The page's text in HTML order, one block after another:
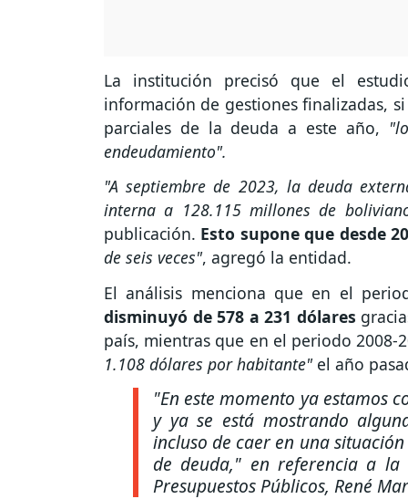
La institución precisó que el
información de gestiones finalizadas,
parciales de la deuda a este año,
endeudamiento".
"A septiembre de 2023, la deuda
interna a 128.115 millones de
publicación. Esto supone que desde
de seis veces", agregó la entidad.
El análisis menciona que en el
disminuyó de 578 a 231 dólares
país, mientras que en el periodo 2008-
1.108 dólares por habitante" el año
"En este momento ya estamos
y ya se está mostrando
incluso de caer en una
de deuda," en referencia a la
Presupuestos Públicos, René